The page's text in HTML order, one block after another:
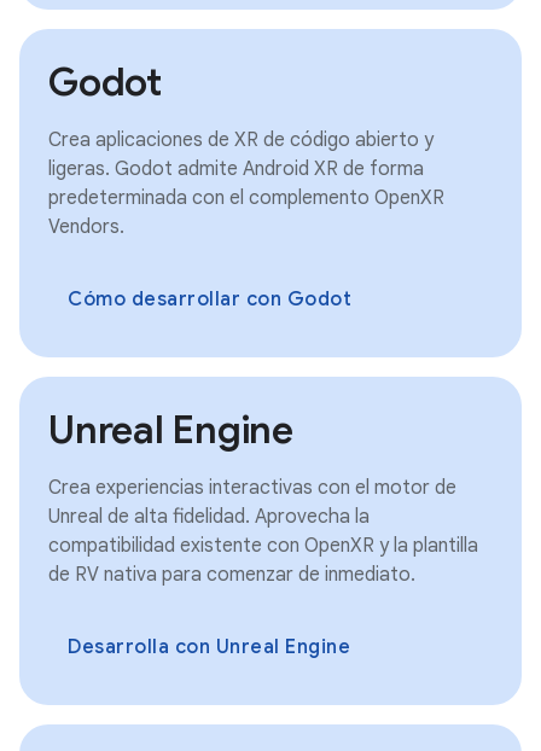
Godot
Crea aplicaciones de XR de código abierto y
ligeras. Godot admite Android XR de forma
predeterminada con el complemento OpenXR
Vendors.
Cómo desarrollar con Godot
Unreal Engine
Crea experiencias interactivas con el motor de
Unreal de alta fidelidad. Aprovecha la
compatibilidad existente con OpenXR y la plantilla
de RV nativa para comenzar de inmediato.
Desarrolla con Unreal Engine